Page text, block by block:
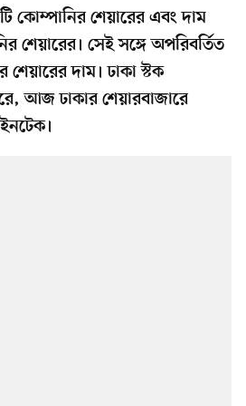
কোম্পানির শেয়ারের এবং দাম
শেয়ারের। সেই সঙ্গে অপরিবর্তিত
দাম। ঢাকা স্টক
আজ ঢাকার শেয়ারবাজারে